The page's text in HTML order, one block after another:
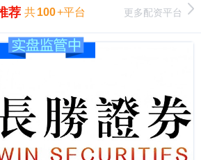
荐 共100+平台 更多配资平台